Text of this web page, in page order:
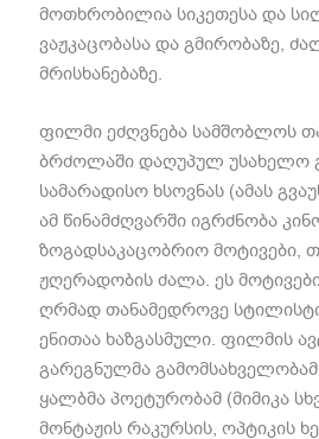
მოთხრობილია სიკეთესა და
ვაჟკაცობასა და გმირობაზე,
მრისხანებაზე.
ფილმი ეძღვნება სამშობლოს
ბრძოლაში დაღუპულ უსახელო
სამარადისო ხსოვნას (ამას
ამ წინამძღვარში იგრძნობა
ზოგადსაკაცობრიო მოტივები,
ჟღერადობის ძალა. ეს
ღრმად თანამედროვე
ენითაა ხაზგასმული. ფილმის
გარეგნულმა
ყალბმა პოეტურობამ (მიმიკა
მონტაჟის რაკურსის, ოპტიკის